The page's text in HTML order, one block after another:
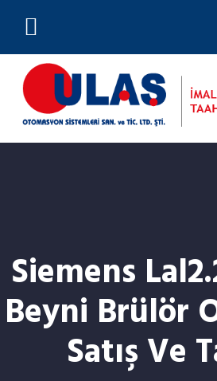
Siemens
Beyni Brülör
Satış Ve